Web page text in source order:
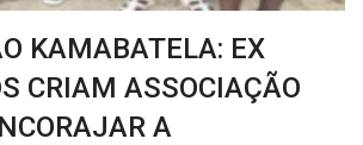
KAMABATELA: EX
CRIAM ASSOCIAÇÃO
A